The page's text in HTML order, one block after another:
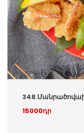
15000դր